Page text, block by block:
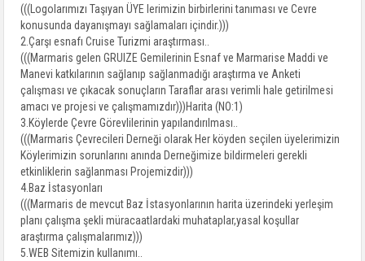
(((Logolarımızı Taşıyan ÜYE lerimizin birbirlerini tanıması ve Cevre
konusunda dayanışmayı sağlamaları içindir.)))
2.Çarşı esnafı Cruise Turizmi araştırması..
(((Marmaris gelen GRUIZE Gemilerinin Esnaf ve Marmarise Maddi ve
Manevi katkılarının sağlanıp sağlanmadığı araştırma ve Anketi
çalışması ve çıkacak sonuçların Taraflar arası verimli hale getirilmesi
amacı ve projesi ve çalışmamızdır)))Harita (NO:1)
3.Köylerde Çevre Görevlilerinin yapılandırılması..
(((Marmaris Çevrecileri Derneği olarak Her köyden seçilen üyelerimizin
Köylerimizin sorunlarını anında Derneğimize bildirmeleri gerekli
etkinliklerin sağlanması Projemizdir)))
4.Baz İstasyonları
(((Marmaris de mevcut Baz İstasyonlarının harita üzerindeki yerleşim
planı çalışma şekli müracaatlardaki muhataplar,yasal koşullar
araştırma çalışmalarımız)))
5.WEB Sitemizin kullanımı..